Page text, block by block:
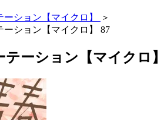
ション【マイクロ】
＞
ーション【マイクロ】 87
テーション【マイクロ